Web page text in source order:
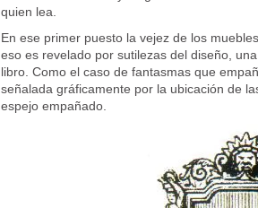
quien lea.
En ese primer puesto la vejez de los
eso es revelado por sutilezas del diseño,
libro. Como el caso de fantasmas que
señalada gráficamente por la ubicación de
espejo empañado.